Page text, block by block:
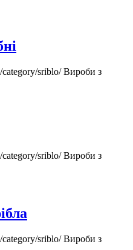
category/sriblo/Вироби з
category/sriblo/Вироби з
category/sriblo/Вироби з